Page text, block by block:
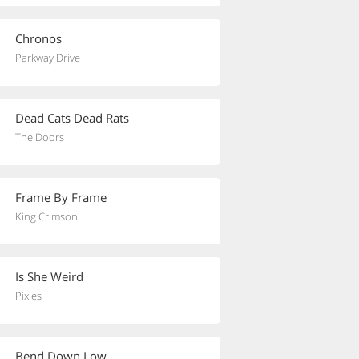
Chronos
Parkway Drive
Dead Cats Dead Rats
The Doors
Frame By Frame
King Crimson
Is She Weird
Pixies
Bend Down Low